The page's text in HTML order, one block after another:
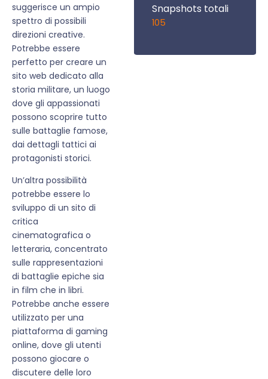
suggerisce un ampio
spettro di possibili
direzioni creative.
Potrebbe essere
perfetto per creare un
sito web dedicato alla
storia militare, un luogo
dove gli appassionati
possono scoprire tutto
sulle battaglie famose,
dai dettagli tattici ai
protagonisti storici.
Un’altra possibilità
potrebbe essere lo
sviluppo di un sito di
critica
cinematografica o
letteraria, concentrato
sulle rappresentazioni
di battaglie epiche sia
in film che in libri.
Potrebbe anche essere
utilizzato per una
piattaforma di gaming
online, dove gli utenti
possono giocare o
discutere delle loro
Snapshots totali
105